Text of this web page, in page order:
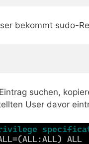
bekommt sudo-
suchen,
User davor